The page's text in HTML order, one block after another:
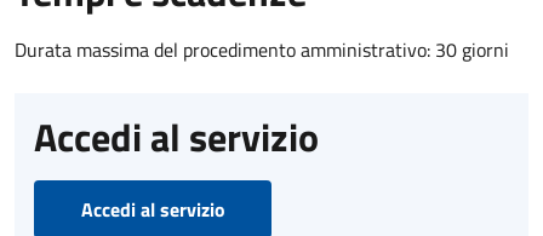
Durata massima del procedimento amministrativo: 30 giorni
Accedi al servizio
Accedi al servizio